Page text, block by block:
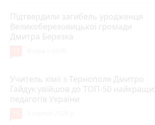
Підтвердили загибель уродженця
Великоберезовицької громади
Дмитра Березка
Учитель хімії з Тернополя Дмитро
Гайдук увійшов до ТОП-50
педагогів України